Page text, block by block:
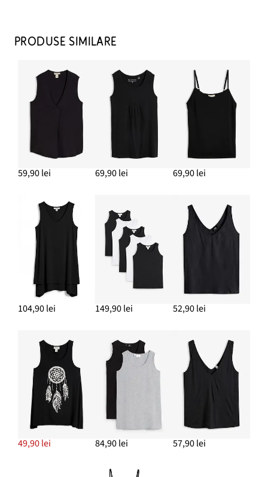
17,90 lei
Geacă Biker, imitaţie piele
109,90 lei
ADAUGĂ ÎN COȘ
Pantofi sport din canvas de bumbac
109,90 lei
ADAUGĂ ÎN COȘ
PRODUSE SIMILARE
59,90 lei 69,90 lei 69,90 lei
104,90 lei 149,90 lei 52,90 lei
49,90 lei 84,90 lei 57,90 lei